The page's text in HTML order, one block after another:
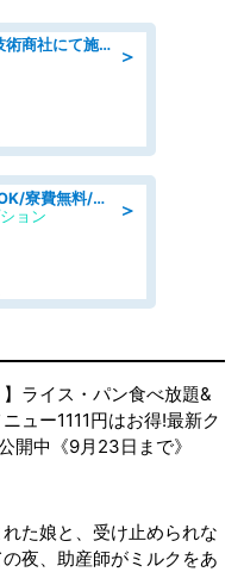
＞
工事・土木施工管理/総合技術商社にて施工管理のお仕事/即日勤務可/車通勤可/工事・土木施工管理/生産・品質管理
＞
検品・検査/高収入/日払いOK/寮費無料/日勤/20・30・40代活躍中
ョン
】ライス・パン食べ放題&
ュー1111円はお得!最新ク
開中《9月23日まで》
れた娘と、受け止められな
夜、助産師がミルクをあ